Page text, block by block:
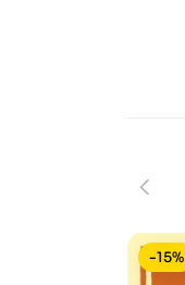
-15%